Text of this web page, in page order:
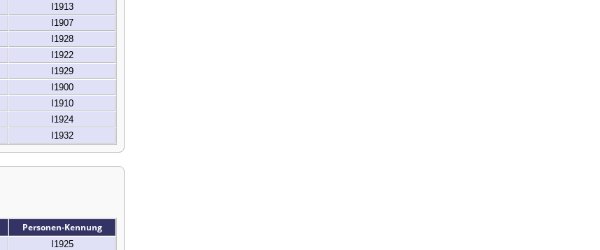
I1913
I1907
I1928
I1922
I1929
I1900
I1910
I1924
I1932
Personen-Kennung
I1925